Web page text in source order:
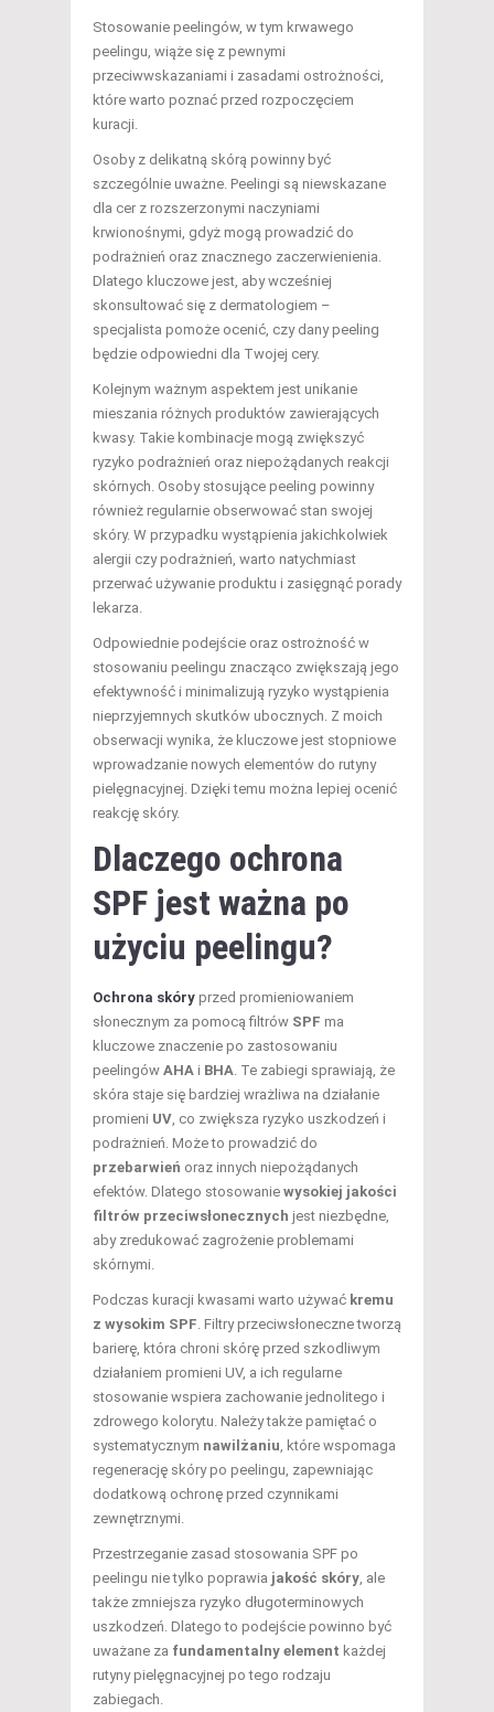
Stosowanie peelingów, w tym krwawego
peelingu, wiąże się z pewnymi
przeciwwskazaniami i zasadami ostrożności,
które warto poznać przed rozpoczęciem
kuracji.
Osoby z delikatną skórą powinny być
szczególnie uważne. Peelingi są niewskazane
dla cer z rozszerzonymi naczyniami
krwionośnymi, gdyż mogą prowadzić do
podrażnień oraz znacznego zaczerwienienia.
Dlatego kluczowe jest, aby wcześniej
skonsultować się z dermatologiem –
specjalista pomoże ocenić, czy dany peeling
będzie odpowiedni dla Twojej cery.
Kolejnym ważnym aspektem jest unikanie
mieszania różnych produktów zawierających
kwasy. Takie kombinacje mogą zwiększyć
ryzyko podrażnień oraz niepożądanych reakcji
skórnych. Osoby stosujące peeling powinny
również regularnie obserwować stan swojej
skóry. W przypadku wystąpienia jakichkolwiek
alergii czy podrażnień, warto natychmiast
przerwać używanie produktu i zasięgnąć porady
lekarza.
Odpowiednie podejście oraz ostrożność w
stosowaniu peelingu znacząco zwiększają jego
efektywność i minimalizują ryzyko wystąpienia
nieprzyjemnych skutków ubocznych. Z moich
obserwacji wynika, że kluczowe jest stopniowe
wprowadzanie nowych elementów do rutyny
pielęgnacyjnej. Dzięki temu można lepiej ocenić
reakcję skóry.
Dlaczego ochrona
SPF jest ważna po
użyciu peelingu?
Ochrona skóry przed promieniowaniem
słonecznym za pomocą filtrów SPF ma
kluczowe znaczenie po zastosowaniu
peelingów AHA i BHA. Te zabiegi sprawiają, że
skóra staje się bardziej wrażliwa na działanie
promieni UV, co zwiększa ryzyko uszkodzeń i
podrażnień. Może to prowadzić do
przebarwień oraz innych niepożądanych
efektów. Dlatego stosowanie wysokiej jakości
filtrów przeciwsłonecznych jest niezbędne,
aby zredukować zagrożenie problemami
skórnymi.
Podczas kuracji kwasami warto używać kremu
z wysokim SPF. Filtry przeciwsłoneczne tworzą
barierę, która chroni skórę przed szkodliwym
działaniem promieni UV, a ich regularne
stosowanie wspiera zachowanie jednolitego i
zdrowego kolorytu. Należy także pamiętać o
systematycznym nawilżaniu, które wspomaga
regenerację skóry po peelingu, zapewniając
dodatkową ochronę przed czynnikami
zewnętrznymi.
Przestrzeganie zasad stosowania SPF po
peelingu nie tylko poprawia jakość skóry, ale
także zmniejsza ryzyko długoterminowych
uszkodzeń. Dlatego to podejście powinno być
uważane za fundamentalny element każdej
rutyny pielęgnacyjnej po tego rodzaju
zabiegach.